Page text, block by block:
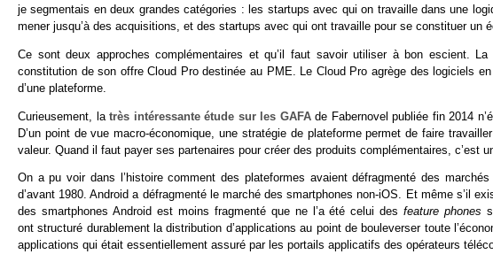
je segmentais en deux grandes catégories : les startups avec qui on travaille dans une
mener jusqu’à des acquisitions, et des startups avec qui ont travaille pour se constituer un
Ce sont deux approches complémentaires et qu’il faut savoir utiliser à bon escient.
constitution de son offre Cloud Pro destinée au PME. Le Cloud Pro agrège des logiciels
d’une plateforme.
Curieusement, latrès intéressante étude sur les GAFAde Fabernovel publiée fin 2014
D’un point de vue macro-économique, une stratégie de plateforme permet de faire
valeur. Quand il faut payer ses partenaires pour créer des produits complémentaires, c’est
On a pu voir dans l’histoire comment des plateformes avaient défragmenté des
d’avant 1980. Android a défragmenté le marché des smartphones non-iOS. Et même s’il
des smartphones Android est moins fragmenté que ne l’a été celui desfeature phones
ont structuré durablement la distribution d’applications au point de bouleverser toute
applications qui était essentiellement assuré par les portails applicatifs des opérateurs